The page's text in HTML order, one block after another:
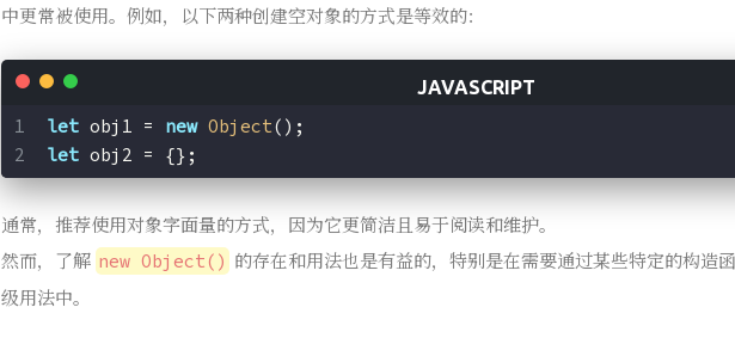
中更常被使用。例如，以下两种创建空对象的方式是等效的：
let obj1 = new Object();
let obj2 = {};
通常，推荐使用对象字面量的方式，因为它更简洁且易于阅读和维护。
然而，了解 new Object() 的存在和用法也是有益的，特别是在需要通过某些特定的构造
级用法中。